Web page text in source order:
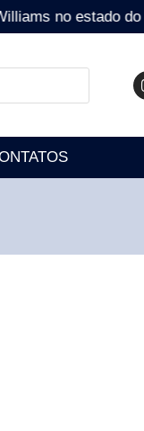
no estado